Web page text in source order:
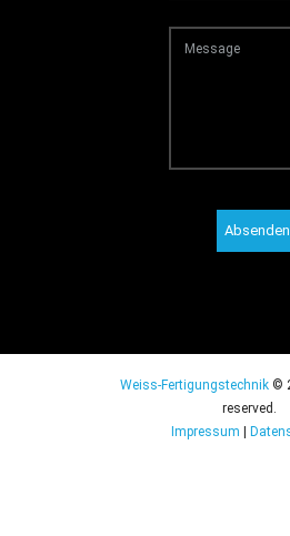
Absenden
Weiss-Fertigungstechnik©
reserved.
Impressum